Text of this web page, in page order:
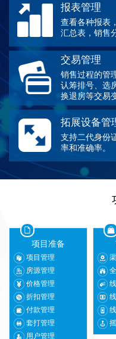
报表管理
查看各种报表
汇总表，销售
交易管理
销售过程的管
认筹排号、选
换退房等交易
拓展设备管
支持二代身份
率和准确率。
项目准备
项目管理
房源管理
价格管理
折扣管理
付款管理
套打管理
用户管理